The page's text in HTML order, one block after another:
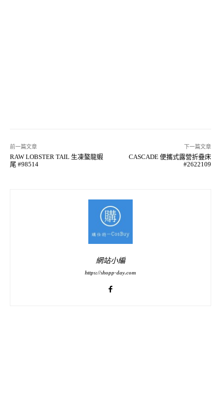
前一篇文章
RAW LOBSTER TAIL 生凍螯龍蝦
尾 #98514
下一篇文章
CASCADE 便攜式露營折疊床
#2622109
網站小編
https://shopp-day.com